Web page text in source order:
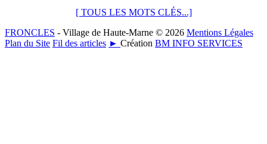
[ TOUS LES MOTS CLÉS...]
FRONCLES - Village de Haute-Marne © 2026 Mentions Légales
Plan du Site Fil des articles ► Création BM INFO SERVICES